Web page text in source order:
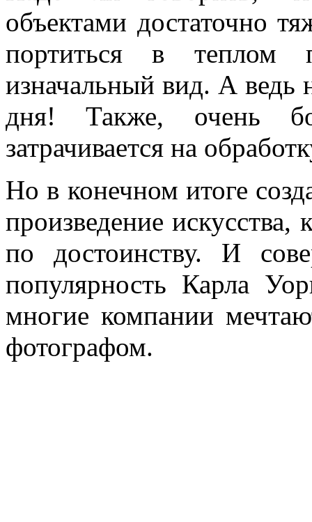
объектами достаточно
портиться в теплом
изначальный вид. А ведь
дня! Также, очень
затрачивается на
Но в конечном итоге
произведение
по достоинству. И
популярность Карла
многие компании
фотографом.